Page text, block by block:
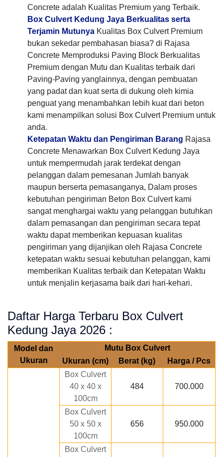
Concrete adalah Kualitas Premium yang Terbaik.
Box Culvert Kedung Jaya Berkualitas serta
Terjamin Mutunya Kualitas Box Culvert Premium
bukan sekedar pembahasan biasa? di Rajasa
Concrete Memproduksi Paving Block Berkualitas
Premium dengan Mutu dan Kualitas terbaik dari
Paving-Paving yanglainnya, dengan pembuatan
yang padat dan kuat serta di dukung oleh kimia
penguat yang menambahkan lebih kuat dari beton
kami menampilkan solusi Box Culvert Premium untuk
anda.
Ketepatan Waktu dan Pengiriman Barang Rajasa
Concrete Menawarkan Box Culvert Kedung Jaya
untuk mempermudah jarak terdekat dengan
pelanggan dalam pemesanan Jumlah banyak
maupun berserta pemasanganya, Dalam proses
kebutuhan pengiriman Beton Box Culvert kami
sangat menghargai waktu yang pelanggan butuhkan
dalam pemasangan dan pengiriman secara tepat
waktu dapat memberikan kepuasan kualitas
pengiriman yang dijanjikan oleh Rajasa Concrete
ketepatan waktu sesuai kebutuhan pelanggan, kami
memberikan Kualitas terbaik dan Ketepatan Waktu
untuk menjalin kerjasama baik dari hari-kehari.
Daftar Harga Terbaru Box Culvert
Kedung Jaya 2026 :
Model dan
Ukuran
Mutu Box Culvert
Ukuran (cm)
Berat (kg)
Harga / Pcs
Box Culvert
40 x 40 x
100cm
484 700.000
Box Culvert
50 x 50 x
100cm
656 950.000
Box Culvert